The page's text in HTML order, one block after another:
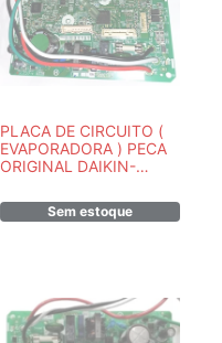
PLACA DE CIRCUITO (
EVAPORADORA ) PECA
ORIGINAL DAIKIN-
Sem estoque